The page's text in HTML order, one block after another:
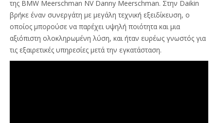
της BMW Meerschman NV Danny Meerschman. Στην Daikin
βρήκε έναν συνεργάτη με μεγάλη τεχνική εξειδίκευση, ο
οποίος μπορούσε να παρέχει υψηλή ποιότητα και μια
αξιόπιστη ολοκληρωμένη λύση, και ήταν ευρέως γνωστός για
τις εξαιρετικές υπηρεσίες μετά την εγκατάσταση.